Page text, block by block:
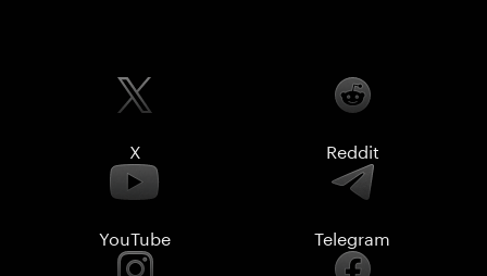
X Reddit
YouTube Telegram